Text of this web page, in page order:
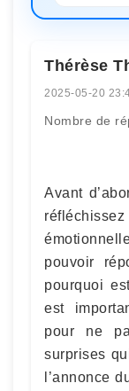
Thérèse
2025-05-20
Nombre de
Avant
pouvoir
pourquoi
est
pour ne
surprises
l’annonce